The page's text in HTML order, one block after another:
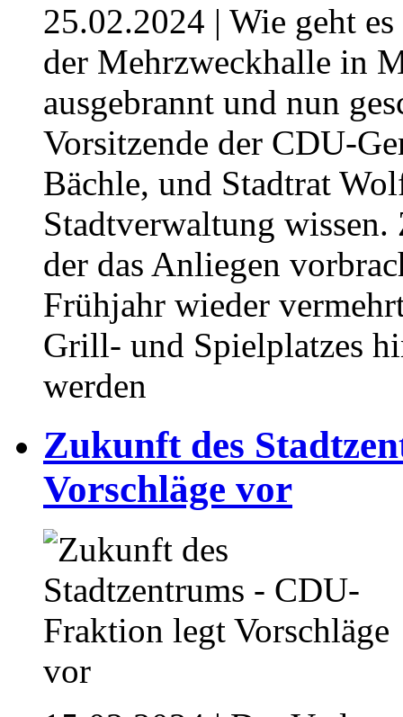
25.02.2024 | Wie geht
der Mehrzweckhalle in
ausgebrannt und nun
Vorsitzende der CDU-
Bächle, und Stadtrat
Stadtverwaltung
der das Anliegen
Frühjahr wieder
Grill- und Spielplatzes
werden
Zukunft des
Vorschläge vor